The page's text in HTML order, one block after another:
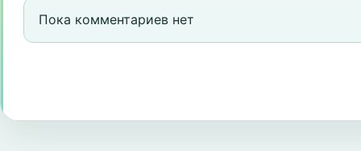
Пока комментариев нет